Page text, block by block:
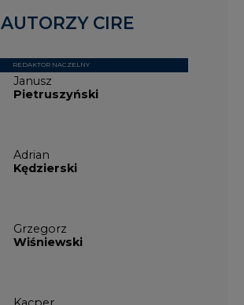
Janusz
Pietruszyński
REDAKTOR NACZELNY
Adrian
Kędzierski
Grzegorz
Wiśniewski
Kacper
AUTORZY CIRE